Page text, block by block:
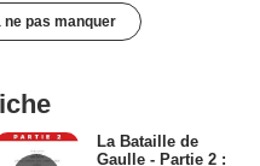
pas manquer
La Bataille de
Gaulle - Partie 2 :